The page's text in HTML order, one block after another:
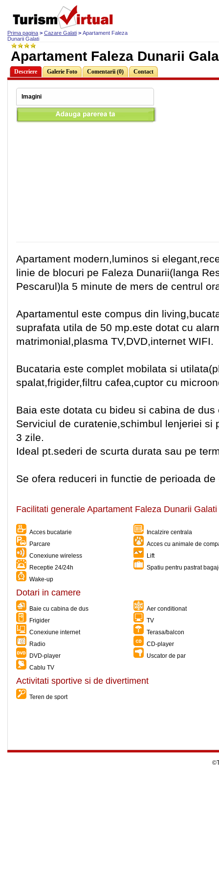
Prima pagina > Cazare Galati > Apartament Faleza
Dunarii Galati
Apartament Faleza Dunarii
Descriere Galerie Foto Comentarii (0) Contact
Imagini
Apartament modern,luminos si
linie de blocuri pe Faleza Dunarii(langa
Pescarul)la 5 minute de mers de centrul
Apartamentul este compus din
suprafata utila de 50 mp.este dotat cu
matrimonial,plasma TV,DVD,internet WIFI.
Bucataria este complet mobilata si
spalat,frigider,filtru cafea,cuptor cu
Baia este dotata cu bideu si cabina de dus
Serviciul de curatenie,schimbul lenjeriei si
3 zile.
Ideal pt.sederi de scurta durata sau pe
Se ofera reduceri in functie de perioada de
Facilitati generale Apartament Faleza Dunarii Galati
Acces bucatarie
Incalzire centrala
Parcare
Acces cu animale de
Conexiune wireless
Lift
Receptie 24/24h
Spatiu pentru pastrat
Wake-up
Dotari in camere
Baie cu cabina de dus
Aer conditionat
Frigider
TV
Conexiune internet
Terasa/balcon
Radio
CD-player
DVD-player
Uscator de par
Cablu TV
Activitati sportive si de divertiment
Teren de sport